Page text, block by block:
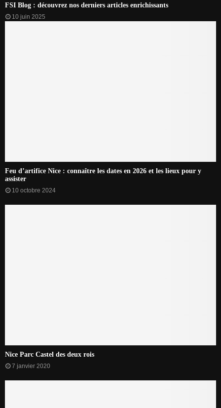
FSI Blog : découvrez nos derniers articles enrichissants
10 juin 2025
Feu d’artifice Nice : connaître les dates en 2026 et les lieux pour y
assister
10 octobre 2024
Nice Parc Castel des deux rois
7 janvier 2020